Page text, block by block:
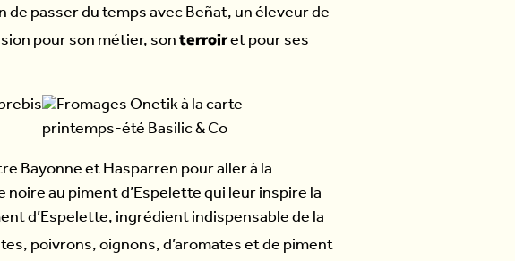
de passer du temps avec Beñat, un éleveur de
pour son métier, son terroiret pour ses
Bayonne et Hasparren pour aller à la
au piment d’Espelette qui leur inspire la
d’Espelette, ingrédient indispensable de la
poivrons, oignons, d’aromates et de piment